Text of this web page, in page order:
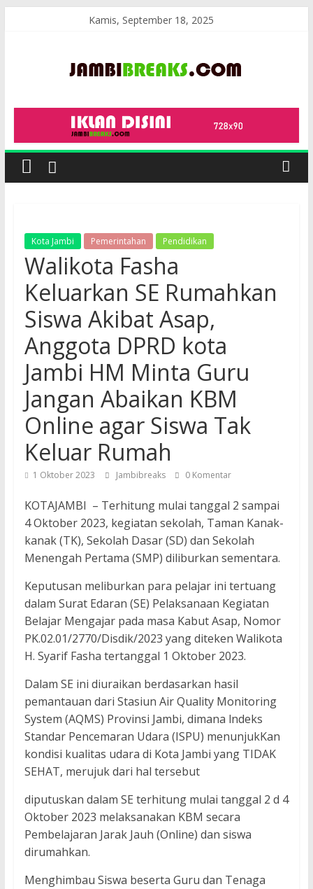
Kamis, September 18, 2025
JambiBreaks
Kota Jambi Pemerintahan Pendidikan
Walikota Fasha
Keluarkan SE Rumahkan
Siswa Akibat Asap,
Anggota DPRD kota
Jambi HM Minta Guru
Jangan Abaikan KBM
Online agar Siswa Tak
Keluar Rumah
1 Oktober 2023 Jambibreaks 0 Komentar
KOTAJAMBI – Terhitung mulai tanggal 2 sampai
4 Oktober 2023, kegiatan sekolah, Taman Kanak-
kanak (TK), Sekolah Dasar (SD) dan Sekolah
Menengah Pertama (SMP) diliburkan sementara.
Keputusan meliburkan para pelajar ini tertuang
dalam Surat Edaran (SE) Pelaksanaan Kegiatan
Belajar Mengajar pada masa Kabut Asap, Nomor
PK.02.01/2770/Disdik/2023 yang diteken Walikota
H. Syarif Fasha tertanggal 1 Oktober 2023.
Dalam SE ini diuraikan berdasarkan hasil
pemantauan dari Stasiun Air Quality Monitoring
System (AQMS) Provinsi Jambi, dimana lndeks
Standar Pencemaran Udara (ISPU) menunjukKan
kondisi kualitas udara di Kota Jambi yang TIDAK
SEHAT, merujuk dari hal tersebut
diputuskan dalam SE terhitung mulai tanggal 2 d 4
Oktober 2023 melaksanakan KBM secara
Pembelajaran Jarak Jauh (Online) dan siswa
dirumahkan.
Menghimbau Siswa beserta Guru dan Tenaga